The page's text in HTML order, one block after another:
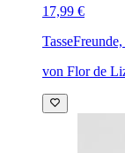
17,99 €
Tasse
von Flor de